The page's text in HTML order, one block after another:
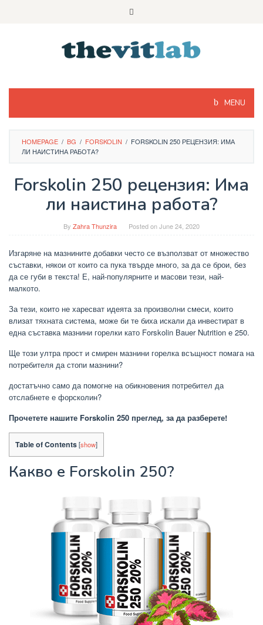
MENU
HOMEPAGE / BG / FORSKOLIN / FORSKOLIN 250 РЕЦЕНЗИЯ: ИМА
ЛИ НАИСТИНА РАБОТА?
Forskolin 250 рецензия: Има
ли наистина работа?
By Zahra Thunzira Posted onJune 24, 2020
Изгаряне на мазнините добавки често се възползват от множество
съставки, някои от които са пука твърде много, за да се брои, без
да се губи в текста! Е, най-популярните и масови тези, най-
малкото.
За тези, които не харесват идеята за произволни смеси, които
влизат тяхната система, може би те биха искали да инвестират в
една съставка мазнини горелки като Forskolin Bauer Nutrition е 250.
Ще този ултра прост и смирен мазнини горелка всъщност помага на
потребителя да стопи мазнини?
достатъчно само да помогне на обикновения потребител да
отслабнете е форсколин?
Прочетете нашите Forskolin 250 преглед, за да разберете!
Table of Contents[show]
Какво е Forskolin 250?